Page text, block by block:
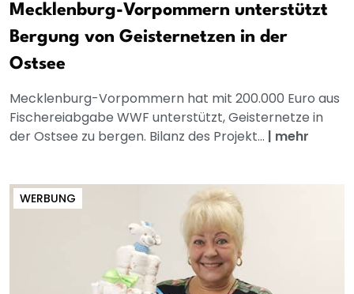
Mecklenburg-Vorpommern unterstützt
Bergung von Geisternetzen in der
Ostsee
Mecklenburg-Vorpommern hat mit 200.000 Euro aus
Fischereiabgabe WWF unterstützt, Geisternetze in
der Ostsee zu bergen. Bilanz des Projekt... | mehr
WERBUNG